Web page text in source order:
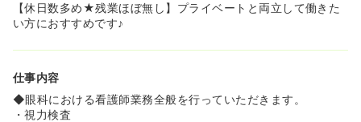
【休日数多め★残業ほぼ無し】プライベートと両立して働きた
い方におすすめです♪
仕事内容
◆眼科における看護師業務全般を行っていただきます。
・視力検査